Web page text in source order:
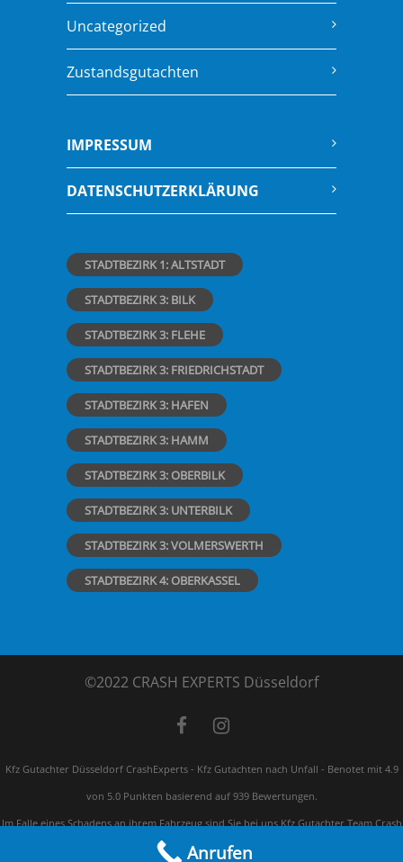
Uncategorized
Zustandsgutachten
IMPRESSUM
DATENSCHUTZERKLÄRUNG
STADTBEZIRK 1: ALTSTADT
STADTBEZIRK 3: BILK
STADTBEZIRK 3: FLEHE
STADTBEZIRK 3: FRIEDRICHSTADT
STADTBEZIRK 3: HAFEN
STADTBEZIRK 3: HAMM
STADTBEZIRK 3: OBERBILK
STADTBEZIRK 3: UNTERBILK
STADTBEZIRK 3: VOLMERSWERTH
STADTBEZIRK 4: OBERKASSEL
©2022 CRASH EXPERTS Düsseldorf
Kfz Gutachter Düsseldorf CrashExperts - Kfz Gutachten nach Unfall - Benotet mit 4.9
von 5.0 Punkten basierend auf 939Bewertungen.
Im Falle eines Schadens an ihrem Fahrzeug sind Sie bei uns Kfz Gutachter Team Crash
Experts genau richtig
Anrufen